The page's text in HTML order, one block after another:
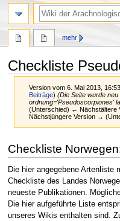
Checkliste
Version vom 6. Mai 2013,
Beiträge) (Die Seite wurde neu
ordnung='Pseudoscorpiones'
(Unterschied) ← Nächstältere
Nächstjüngere Version →
Zur
Navigation
springen
Zur
Suche
springen
Checkliste
Die hier angegebene Artenliste
Checkliste des Landes
neueste Publikationen.
Die hier aufgeführte Liste
unseres Wikis enthalten sind.
mehr